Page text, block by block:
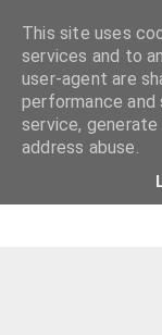
This site uses
services and to
user-agent are
performance
service,
address abuse.